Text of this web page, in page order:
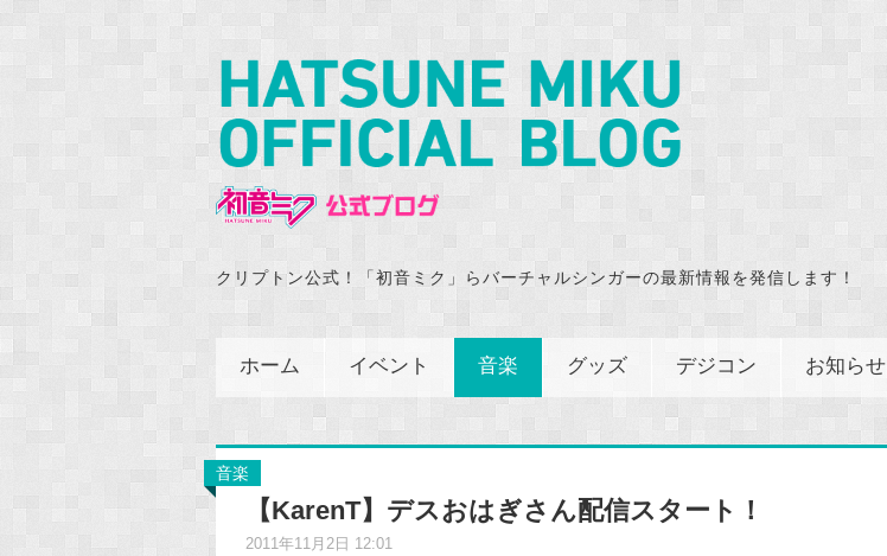
クリプトン公式！「初音ミク」らバーチャルシンガーの最新情報を発信します！
ホーム イベント 音楽 グッズ デジコン お知らせ
音楽
【KarenT】デスおはぎさん配信スタート！
2011年11月2日 12:01